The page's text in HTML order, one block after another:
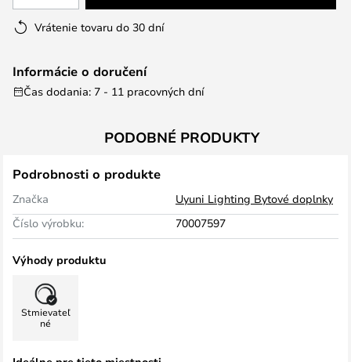
Vrátenie tovaru do 30 dní
Informácie o doručení
Čas dodania: 7 - 11 pracovných dní
PODOBNÉ PRODUKTY
Podrobnosti o produkte
Značka
Uyuni Lighting Bytové doplnky
Číslo výrobku:
70007597
Výhody produktu
Stmievateľ
né